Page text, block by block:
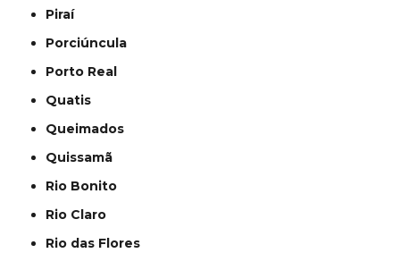
Piraí
Porciúncula
Porto Real
Quatis
Queimados
Quissamã
Rio Bonito
Rio Claro
Rio das Flores